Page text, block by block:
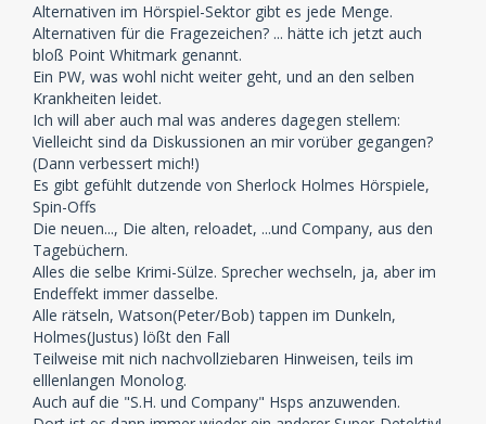
Alternativen im Hörspiel-Sektor gibt es jede Menge.
Alternativen für die Fragezeichen? ... hätte ich jetzt auch
bloß Point Whitmark genannt.
Ein PW, was wohl nicht weiter geht, und an den selben
Krankheiten leidet.
Ich will aber auch mal was anderes dagegen stellem:
Vielleicht sind da Diskussionen an mir vorüber gegangen?
(Dann verbessert mich!)
Es gibt gefühlt dutzende von Sherlock Holmes Hörspiele,
Spin-Offs
Die neuen..., Die alten, reloadet, ...und Company, aus den
Tagebüchern.
Alles die selbe Krimi-Sülze. Sprecher wechseln, ja, aber im
Endeffekt immer dasselbe.
Alle rätseln, Watson(Peter/Bob) tappen im Dunkeln,
Holmes(Justus) lößt den Fall
Teilweise mit nich nachvollziebaren Hinweisen, teils im
elllenlangen Monolog.
Auch auf die "S.H. und Company" Hsps anzuwenden.